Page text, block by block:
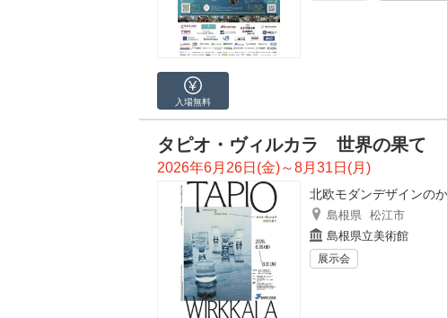
入場無料
タピオ・ヴィルカラ 世界の果て
2026年6月26日(金)～8月31日(月)
北欧モダンデザインの
島根県 松江市
島根県立美術館
展示会